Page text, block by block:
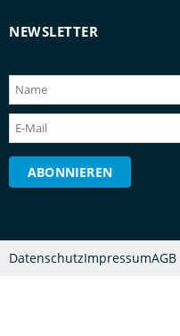
NEWSLETTER
DatenschutzImpressumAGB